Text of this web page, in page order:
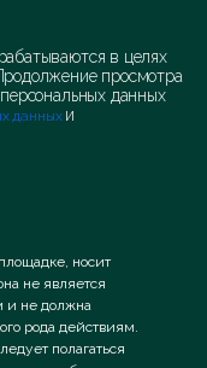
в целях
просмотра
данных
данных и
носит
не является
и не должна
рода действиям.
полагаться